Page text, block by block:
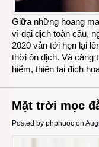
Giữa những hoang
vì đại dịch toàn cầu,
2020 vẫn tới hẹn lại
thời ôn dịch. Và càng
hiểm, thiên tai địch
Mặt trời mọc
Posted by phphuoc on